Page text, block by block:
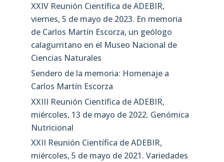
XXIV Reunión Científica de ADEBIR,
viernes, 5 de mayo de 2023. En memoria
de Carlos Martín Escorza, un geólogo
calagurritano en el Museo Nacional de
Ciencias Naturales
Sendero de la memoria: Homenaje a
Carlos Martín Escorza
XXIII Reunión Científica de ADEBIR,
miércoles, 13 de mayo de 2022. Genómica
Nutricional
XXII Reunión Científica de ADEBIR,
miércoles, 5 de mayo de 2021. Variedades